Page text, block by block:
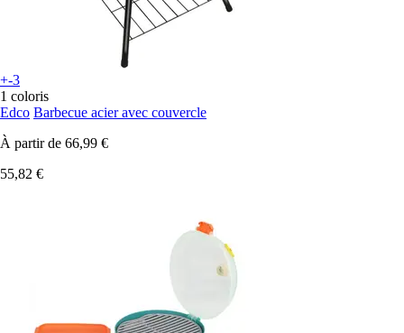
+-3
1 coloris
Edco Barbecue acier avec couvercle
À partir de 66,99 €
55,82 €